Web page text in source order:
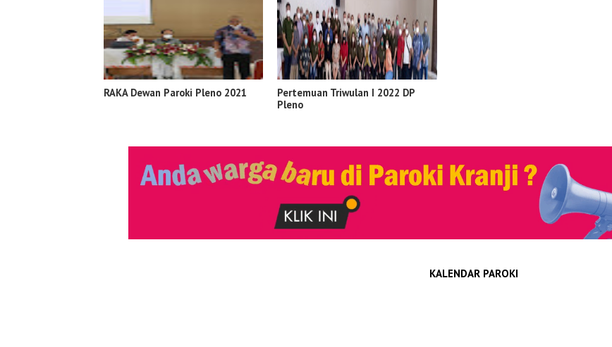
RAKA Dewan Paroki Pleno 2021
Pertemuan Triwulan I 2022 DP
Pleno
KALENDAR PAROKI